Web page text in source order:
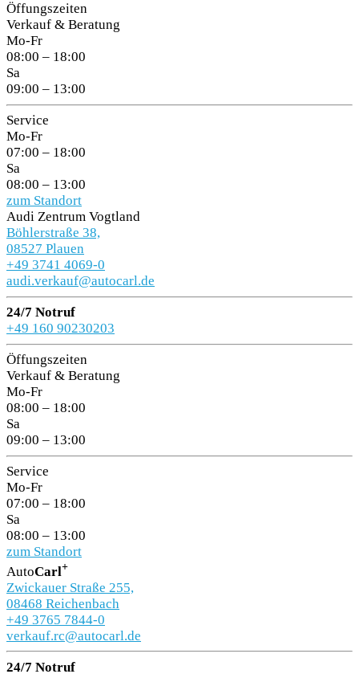
Öffungszeiten
Verkauf & Beratung
Mo-Fr
08:00 – 18:00
Sa
09:00 – 13:00
Service
Mo-Fr
07:00 – 18:00
Sa
08:00 – 13:00
zum Standort
Audi Zentrum Vogtland
Böhlerstraße 38,
08527 Plauen
+49 3741 4069-0
audi.verkauf@autocarl.de
24/7 Notruf
+49 160 90230203
Öffungszeiten
Verkauf & Beratung
Mo-Fr
08:00 – 18:00
Sa
09:00 – 13:00
Service
Mo-Fr
07:00 – 18:00
Sa
08:00 – 13:00
zum Standort
AutoCarl+
Zwickauer Straße 255,
08468 Reichenbach
+49 3765 7844-0
verkauf.rc@autocarl.de
24/7 Notruf